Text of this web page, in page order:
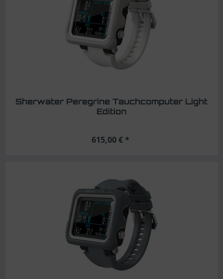
Sherwater Peregrine Tauchcomputer Light
Edition
615,00 € *